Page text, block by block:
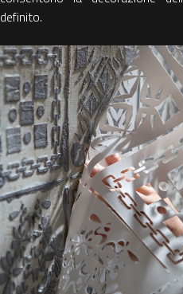
definito.